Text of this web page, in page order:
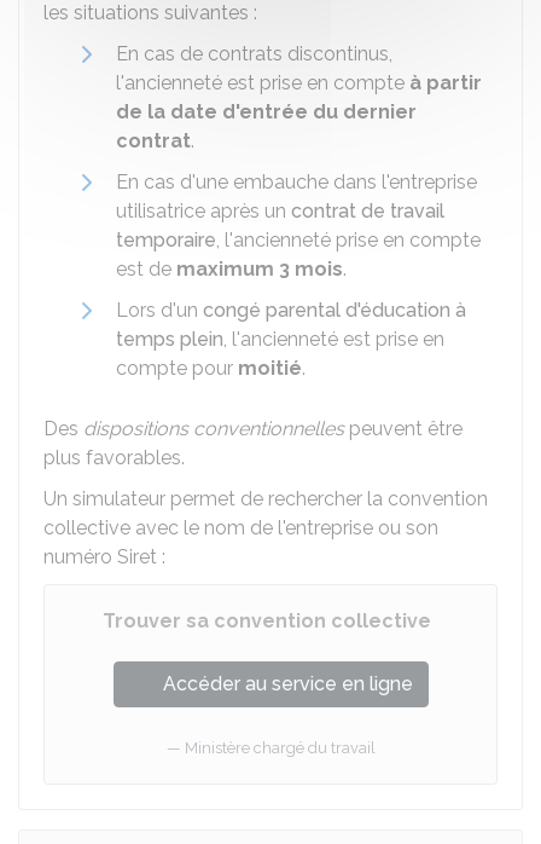
les situations suivantes :
En cas de contrats discontinus,
l'ancienneté est prise en compte à partir
de la date d'entrée du dernier
contrat.
En cas d'une embauche dans l'entreprise
utilisatrice après un contrat de travail
temporaire, l'ancienneté prise en compte
est de maximum 3 mois.
Lors d'un congé parental d'éducation à
temps plein, l'ancienneté est prise en
compte pour moitié.
Des dispositions conventionnellespeuvent être
plus favorables.
Un simulateur permet de rechercher la convention
collective avec le nom de l'entreprise ou son
numéro Siret :
Trouver sa convention collective
Accéder au service en ligne
Ministère chargé du travail